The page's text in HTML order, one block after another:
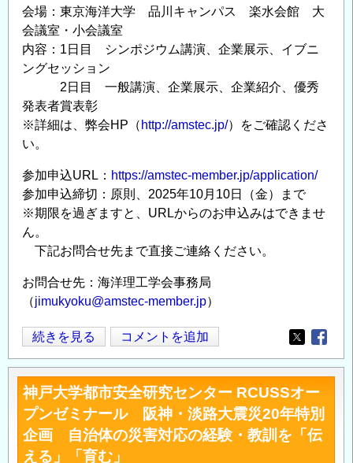
会場：東京海洋大学 品川キャンパス 楽水会館 大
会議室・小会議室
内容：1日目 シンポジウム講演、企業展示、イブニ
ングセッション
2日目 一般講演、企業展示、企業紹介、優秀
発表者賞表彰
※詳細は、弊会HP（ http://amstec.jp/）をご確認くださ
い。
参加申込URL： https://amstec-member.jp/application/
参加申込締切：原則、2025年10月10日（金）まで
※期限を過ぎますと、URLからのお申込みはできませ
ん。
下記お問合せ先まで直接ご連絡ください。
お問合せ先：海洋理工学会事務局
（jimukyoku@amstec-member.jp）
海
洋
理
工
学
会
2025
続きを見る コメントを追加
Opens in
神戸大学都市安全研究センター RCUSSオー
プンゼミナール 阪神・淡路大震災20年特別
企画 自治体の災害対応の経験・教訓を「伝
える」「育む」